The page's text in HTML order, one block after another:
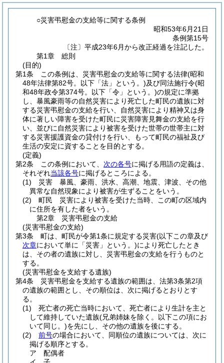
○災害弔慰金の支給等に関する条例
昭和53年6月21日
条例第15号
〔注〕平成23年6月から改正経過を注記した。
第1章
総則
(目的)
第1条
この条例は、災害弔慰金の支給等に関する法律(昭和
48年法律第82号。以下「法」という。)及び同法施行令(昭
和48年政令第374号。以下「令」という。)の規定に準拠
し、暴風豪雨等の自然災害により死亡した町民の遺族に対
する災害弔慰金の支給を行い、自然災害により精神又は身
体に著しい障害を受けた町民に災害障害見舞金の支給を行
い、並びに自然災害により被害を受けた世帯の世帯主に対
する災害援護資金の貸付けを行い、もって町民の福祉及び
生活の安定に資することを目的とする。
(定義)
第2条
この条例において、 次の各号に掲げる用語の定義は、
それぞれ当該各号に掲げるところによる。
(1)
災害 暴風、豪雨、洪水、高潮、地震、津波、その他
異常な自然現象により被害が生ずることをいう。
(2)
町民 災害により被害を受けた当時、この町の区域内
に住所を有した者をいう。
第2章
災害弔慰金の支給
(災害弔慰金の支給)
第3条
町は、町民が令第1条に規定する災害(以下この章及び
次章において単に「災害」という。)により死亡したとき
は、その者の遺族に対し、災害弔慰金の支給を行うものと
する。
(災害弔慰金を支給する遺族)
第4条
災害弔慰金を支給する遺族の範囲は、法第3条第2項
の遺族の範囲とし、その順位は、次に掲げるとおりとす
る。
(1)
死亡者の死亡当時において、死亡者により生計を主と
して維持していた遺族(兄弟姉妹を除く。以下この項にお
いて同じ。)を先にし、その他の遺族を後にする。
(2)
前号の場合において、同順位の遺族については、次に
掲げる順序とする。
ア
配偶者